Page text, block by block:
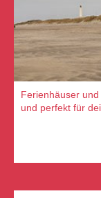
Ferienhäuser
und perfekt für